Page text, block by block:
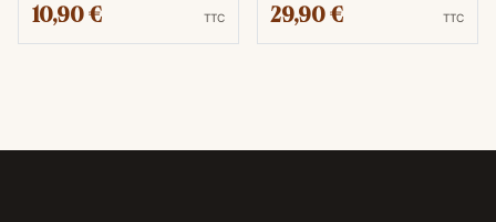
10,90 € TTC 29,90 € TTC